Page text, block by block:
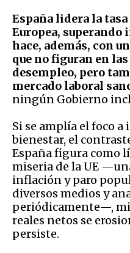
España lidera la
Europea, superando
hace, además, con
que no figuran en
desempleo, pero
mercado laboral
ningún Gobierno
Si se amplía el foco a
bienestar, el
España figura como
miseria de la UE
inflación y paro
diversos medios y
periódicamente—,
reales netos se
persiste.